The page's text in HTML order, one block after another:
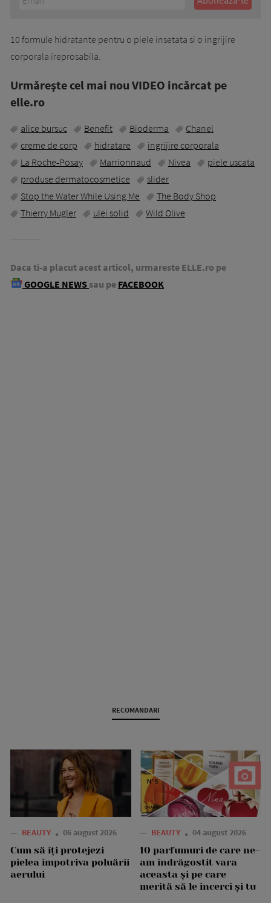
10 formule hidratante pentru o piele insetata si o ingrijire
corporala ireprosabila.
Urmăreşte cel mai nou VIDEO incărcat pe
elle.ro
alice bursuc Benefit Bioderma
Chanel
creme de corp
hidratare
ingrijire corporala
La Roche-Posay
Marrionnaud Nivea
piele uscata
produse dermatocosmetice
slider
Stop the Water While Using Me
The Body Shop
Thierry Mugler
ulei solid Wild Olive
Daca ti-a placut acest articol, urmareste ELLE.ro pe
GOOGLE NEWS sau pe FACEBOOK
RECOMANDARI
— BEAUTY 06 august 2026
Cum să îți protejezi
pielea împotriva poluării
aerului
— BEAUTY 04 august 2026
10 parfumuri de care ne-
am îndrăgostit vara
aceasta și pe care
merită să le încerci și tu